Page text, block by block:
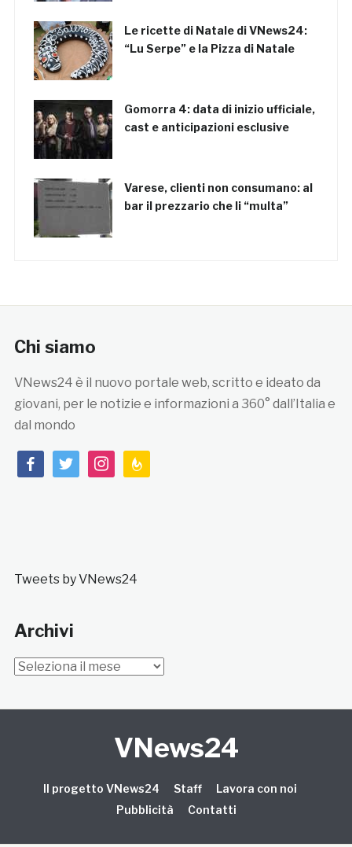
Le ricette di Natale di VNews24:
“Lu Serpe” e la Pizza di Natale
Gomorra 4: data di inizio ufficiale,
cast e anticipazioni esclusive
Varese, clienti non consumano: al
bar il prezzario che li “multa”
Chi siamo
VNews24 è il nuovo portale web, scritto e ideato da
giovani, per le notizie e informazioni a 360° dall’Italia e
dal mondo
facebooktwitterinstagramfeedburner
Tweets by VNews24
Archivi
Archivi
VNews24
Il progetto VNews24 Staff
Lavora con noi
Pubblicità
Contatti